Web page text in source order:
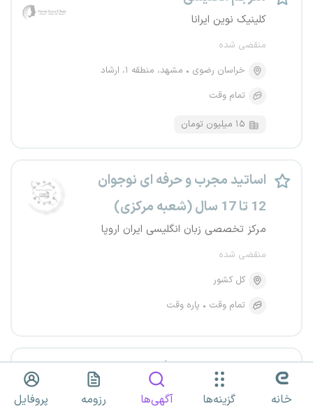
کلینیک نوین ایرانا
منقضی شده
خراسان رضوی
مشهد، منطقه ۱، ارشاد
تمام وقت
۱۵ میلیون تومان
اساتید مجرب و حرفه ای نوجوان
12 تا 17 سال (شعبه مرکزی)
مرکز تخصصی زبان انگلیسی ایران اروپا
منقضی شده
کل کشور
تمام وقت
پاره وقت
اساتید مجرب و حرفه ای در رده
سنی بزرگسالان و دوره های بین
خانه گزینه‌ها آگهی‌ها رزومه پروفایل